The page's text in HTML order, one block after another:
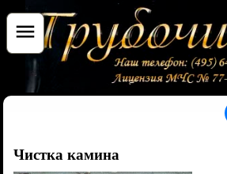
Чистка камина